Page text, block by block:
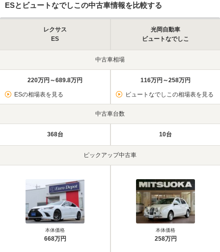
ESとビュートなでしこの中古車情報を比較する
レクサス
ES
光岡自動車
ビュートなでしこ
中古車相場
220万円～689.8万円
ESの相場表を見る
116万円～258万円
ビュートなでしこの相場表を見る
中古車台数
368台 10台
ピックアップ中古車
本体価格
668万円
本体価格
258万円